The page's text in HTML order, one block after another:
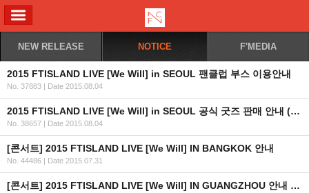
NEW RELEASE NOTICE F'MEDIA
2015 FTISLAND LIVE [We Will] in SEOUL 팬클럽 부스 이용안내
No. 37883 | Date 2015.08.04
2015 FTISLAND LIVE [We Will] in SEOUL 공식 굿즈 판매 안내 (KR/EN/JP)
No. 38657 | Date 2015.08.04
[콘서트] 2015 FTISLAND LIVE [We Will] IN BANGKOK 안내
No. 44486 | Date 2015.07.31
[콘서트] 2015 FTISLAND LIVE [We Will] IN GUANGZHOU 안내 (+티켓 오픈일자 추가)